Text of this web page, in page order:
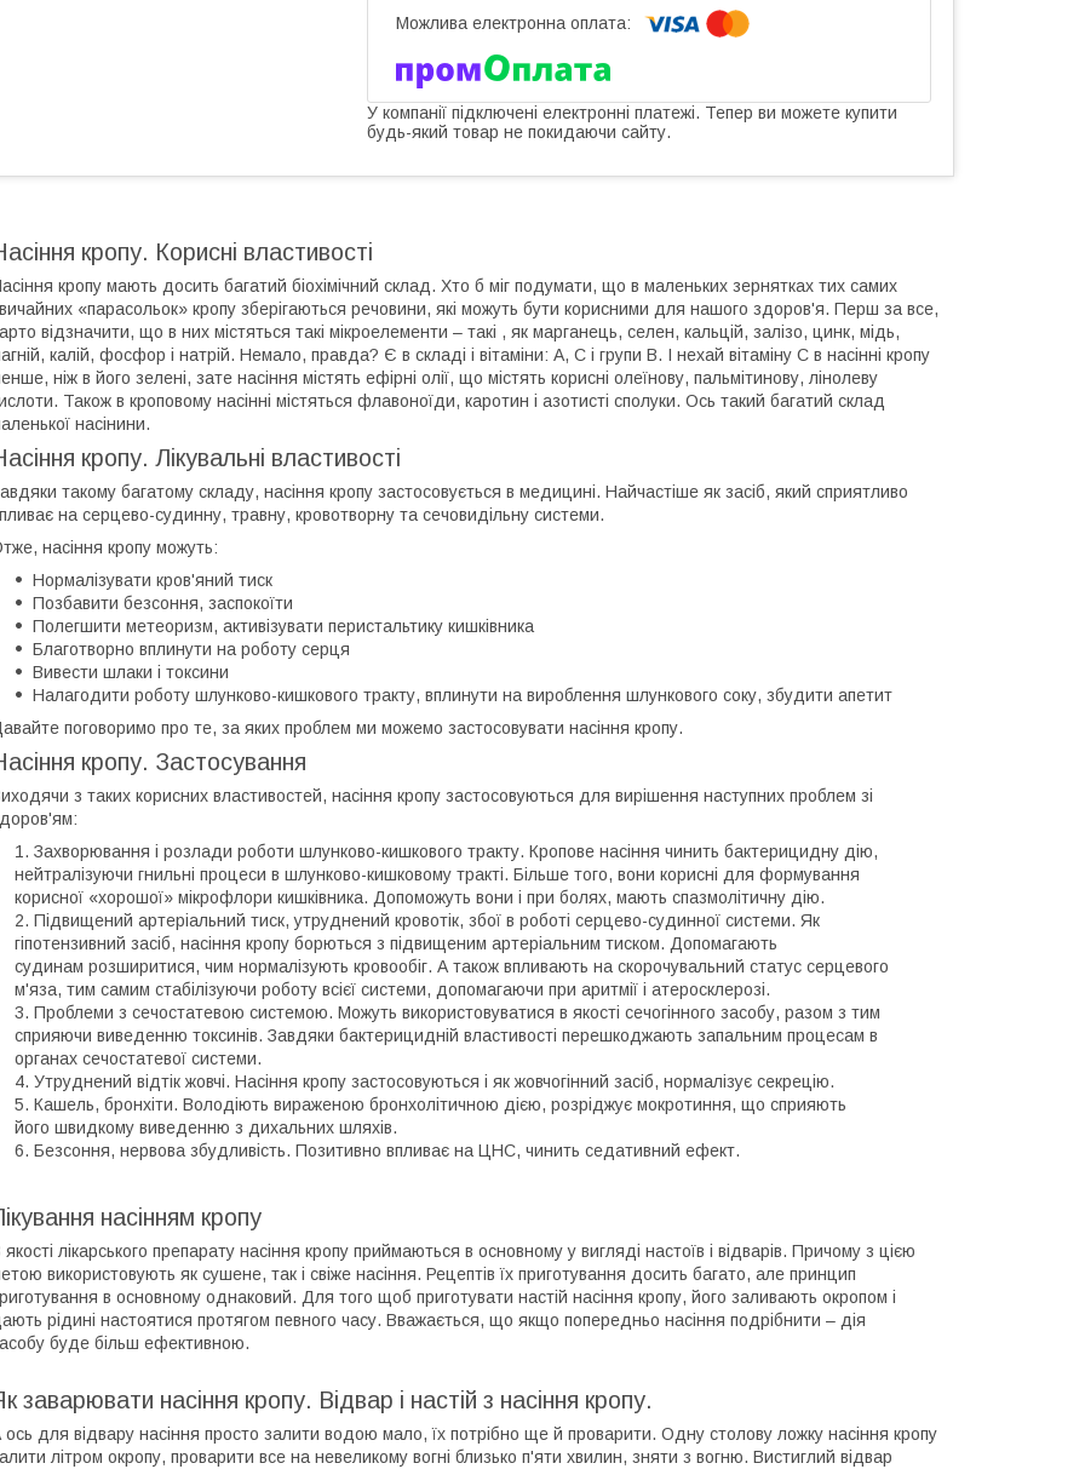
У компанії підключені електронні платежі. Тепер ви можете купити
будь-який товар не покидаючи сайту.
кропу. Корисні властивості
кропу мають досить багатий біохімічний склад. Хто б міг подумати, що в маленьких зернятках тих самих
«парасольок» кропу зберігаються речовини, які можуть бути корисними для нашого здоров'я. Перш за все,
відзначити, що в них містяться такі мікроелементи – такі , як марганець, селен, кальцій, залізо, цинк, мідь,
калій, фосфор і натрій. Немало, правда? Є в складі і вітаміни: А, С і групи В. І нехай вітаміну С в насінні кропу
ніж в його зелені, зате насіння містять ефірні олії, що містять корисні олеїнову, пальмітинову, лінолеву
Також в кроповому насінні містяться флавоноїди, каротин і азотисті сполуки. Ось такий багатий склад
насінини.
кропу. Лікувальні властивості
такому багатому складу, насіння кропу застосовується в медицині. Найчастіше як засіб, який сприятливо
на серцево-судинну, травну, кровотворну та сечовидільну системи.
насіння кропу можуть:
Нормалізувати кров'яний тиск
Позбавити безсоння, заспокоїти
Полегшити метеоризм, активізувати перистальтику кишківника
Благотворно вплинути на роботу серця
Вивести шлаки і токсини
Налагодити роботу шлунково-кишкового тракту, вплинути на вироблення шлункового соку, збудити апетит
поговоримо про те, за яких проблем ми можемо застосовувати насіння кропу.
кропу. Застосування
з таких корисних властивостей, насіння кропу застосовуються для вирішення наступних проблем зі
Захворювання і розлади роботи шлунково-кишкового тракту. Кропове насіння чинить бактерицидну дію,
нейтралізуючи гнильні процеси в шлунково-кишковому тракті. Більше того, вони корисні для формування
корисної «хорошої» мікрофлори кишківника. Допоможуть вони і при болях, мають спазмолітичну дію.
Підвищений артеріальний тиск, утруднений кровотік, збої в роботі серцево-судинної системи. Як
гіпотензивний засіб, насіння кропу борються з підвищеним артеріальним тиском. Допомагають
судинам розширитися, чим нормалізують кровообіг. А також впливають на скорочувальний статус серцевого
м'яза, тим самим стабілізуючи роботу всієї системи, допомагаючи при аритмії і атеросклерозі.
Проблеми з сечостатевою системою. Можуть використовуватися в якості сечогінного засобу, разом з тим
сприяючи виведенню токсинів. Завдяки бактерицидній властивості перешкоджають запальним процесам в
органах сечостатевої системи.
Утруднений відтік жовчі. Насіння кропу застосовуються і як жовчогінний засіб, нормалізує секрецію.
Кашель, бронхіти. Володіють вираженою бронхолітичною дією, розріджує мокротиння, що сприяють
його швидкому виведенню з дихальних шляхів.
Безсоння, нервова збудливість. Позитивно впливає на ЦНС, чинить седативний ефект.
насінням кропу
якості лікарського препарату насіння кропу приймаються в основному у вигляді настоїв і відварів. Причому з цією
використовують як сушене, так і свіже насіння. Рецептів їх приготування досить багато, але принцип
в основному однаковий. Для того щоб приготувати настій насіння кропу, його заливають окропом і
рідині настоятися протягом певного часу. Вважається, що якщо попередньо насіння подрібнити – дія
буде більш ефективною.
заварювати насіння кропу. Відвар і настій з насіння кропу.
ось для відвару насіння просто залити водою мало, їх потрібно ще й проварити. Одну столову ложку насіння кропу
літром окропу, проварити все на невеликому вогні близько п'яти хвилин, зняти з вогню. Вистиглий відвар